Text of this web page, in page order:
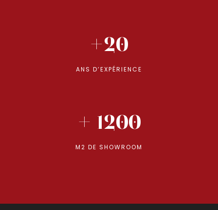
+20
ANS D’EXPÉRIENCE
+ 1200
M2 DE SHOWROOM